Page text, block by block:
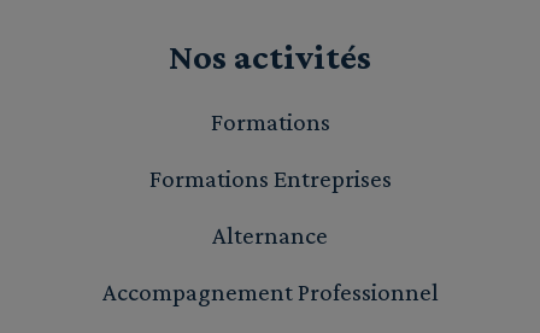
Nos activités
Formations
Formations Entreprises
Alternance
Accompagnement Professionnel